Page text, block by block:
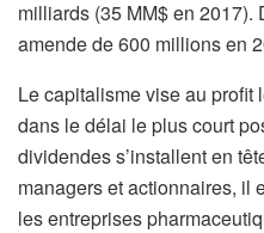
milliards (35 MM$ en 2017).
amende de 600 millions en
Le capitalisme vise au profit
dans le délai le plus court
dividendes s’installent en
managers et actionnaires, il
les entreprises